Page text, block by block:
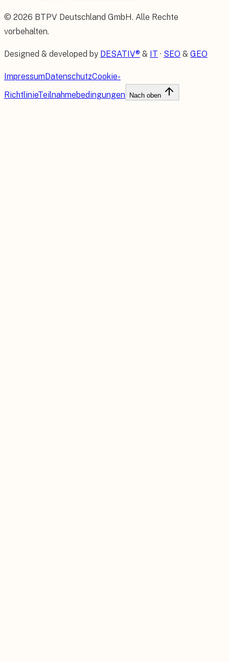
© 2026 BTPV Deutschland GmbH. Alle Rechte
vorbehalten.
Designed & developed by DESATIV® & IT · SEO & GEO
ImpressumDatenschutzCookie-
RichtlinieTeilnahmebedingungen Nach oben